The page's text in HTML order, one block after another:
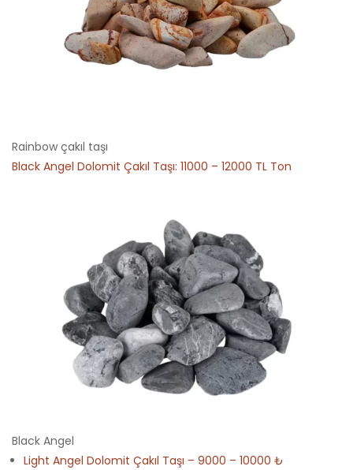
Rainbow çakıl taşı
Black Angel Dolomit Çakıl Taşı: 11000 – 12000 TL Ton
Black Angel
Light Angel Dolomit Çakıl Taşı – 9000 – 10000 ₺